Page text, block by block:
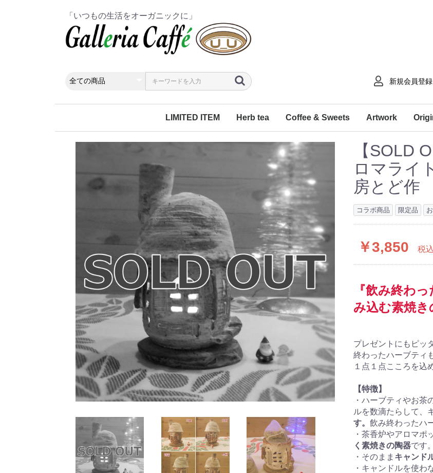
「いつもの生活をオーガニックに」
新規会員登録
LIMITED ITEM Herb tea
１２星座ハーブティ
音楽コラボティ
【水中庭園】コラボティ
「藤木晴行」写真コラボ
飲むヨガ ～フローティ～
'ことのは’ のかほり
dessinハーブティ
なりたい氣分ブレンド
なりたい氣分セット
シングルハーブティ
Coffee & Sweets
コーヒー
スイーツ
Artwork
藤木晴行（モノクロ
真）
【水中庭園】イラス
Kimono Tango（着
メイク）
デスクトップアート
ユースフルアート
工房とど（陶芸作品
インテリアアートサー
ハー
トー
ミニ
【SOLD
ロマライ
房とど作
コラボ商品 限定品
￥3,850 税込
『飲み終わ
み込む素焼き
プレゼントにもピッ
終わったハーブティ
１点１点こころを込
【特徴】
・ハーブティやお茶
ルを数滴たらして、
す。 飲み終わったハ
・茶香炉やアロマポ
く素焼きの陶器です。
・そのまま キャンド
・キャンドルを使わ